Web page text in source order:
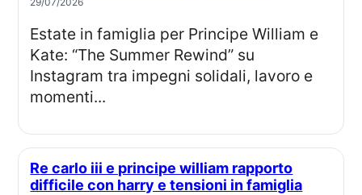
Estate in famiglia per Principe William e
Kate: “The Summer Rewind” su
Instagram tra impegni solidali, lavoro e
momenti...
Re carlo iii e principe william rapporto
difficile con harry e tensioni in famiglia